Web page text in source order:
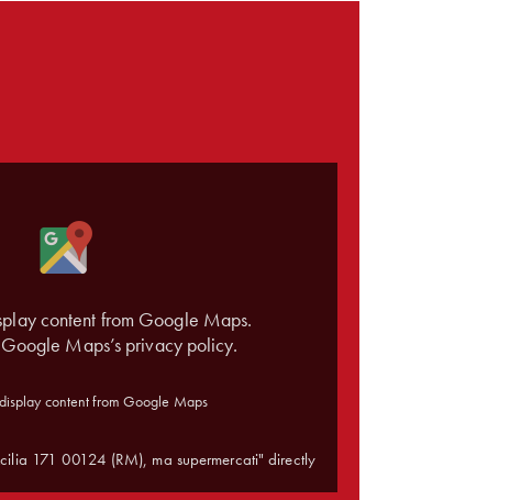
content from Google Maps.
Google Maps’s privacy policy.
content from Google Maps
171 00124 (RM), ma supermercati" directly